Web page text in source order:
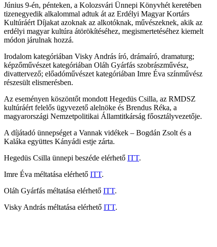
Június 9-én, pénteken, a Kolozsvári Ünnepi Könyvhét keretében
tizenegyedik alkalommal adtuk át az Erdélyi Magyar Kortárs
Kultúráért Díjakat azoknak az alkotóknak, művészeknek, akik az
erdélyi magyar kultúra átörökítéséhez, megismertetéséhez kiemelt
módon járulnak hozzá.
Irodalom kategóriában Visky András író, drámaíró, dramaturg;
képzőművészet kategóriában Oláh Gyárfás szobrászművész,
divattervező; előadóművészet kategóriában Imre Éva színművész
részesült elismerésben.
Az eseményen köszöntőt mondott Hegedüs Csilla, az RMDSZ
kultúráért felelős ügyvezető alelnöke és Brendus Réka, a
magyarországi Nemzetpolitikai Államtitkárság főosztályvezetője.
A díjátadó ünnepséget a Vannak vidékek – Bogdán Zsolt és a
Kaláka együttes Kányádi estje zárta.
Hegedüs Csilla ünnepi beszéde elérhető ITT.
Imre Éva méltatása elérhető ITT.
Oláh Gyárfás méltatása elérhető ITT.
Visky András méltatása elérhető ITT.